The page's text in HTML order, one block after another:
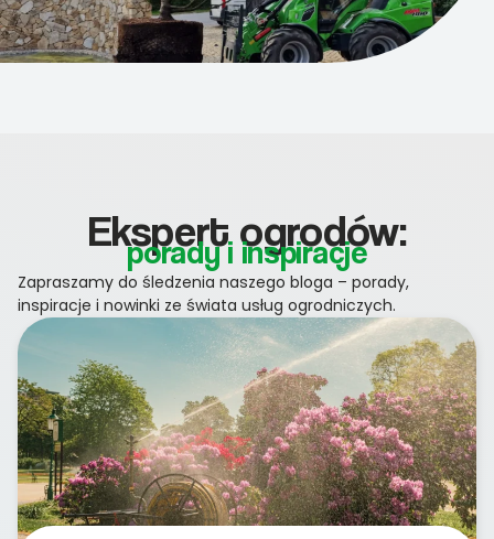
Ekspert ogrodów:
porady i inspiracje
Zapraszamy do śledzenia naszego bloga – porady,
inspiracje i nowinki ze świata usług ogrodniczych.